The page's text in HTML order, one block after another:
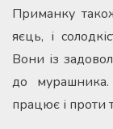
Приманку
яєць, і
Вони із
до
працює і проти